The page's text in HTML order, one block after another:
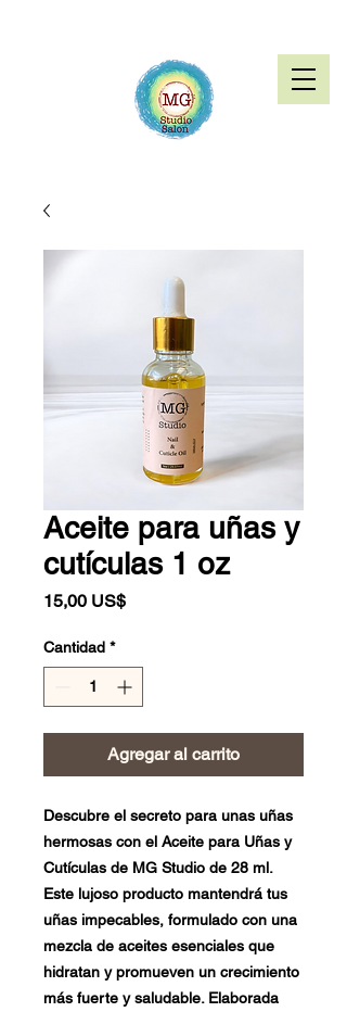
Aceite para uñas y
cutículas 1 oz
15,00 US$Precio
Cantidad *
Agregar al carrito
Descubre el secreto para unas uñas
hermosas con el Aceite para Uñas y
Cutículas de MG Studio de 28 ml.
Este lujoso producto mantendrá tus
uñas impecables, formulado con una
mezcla de aceites esenciales que
hidratan y promueven un crecimiento
más fuerte y saludable. Elaborada